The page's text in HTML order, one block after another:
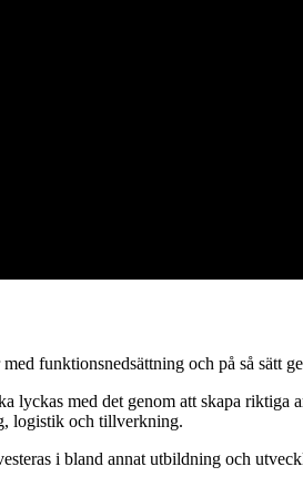
där alla ses som en tillgång. Det är vi
funktionsnedsättning och på så sätt
lyckas med det genom att skapa
logistik och tillverkning.
i bland annat utbildning och